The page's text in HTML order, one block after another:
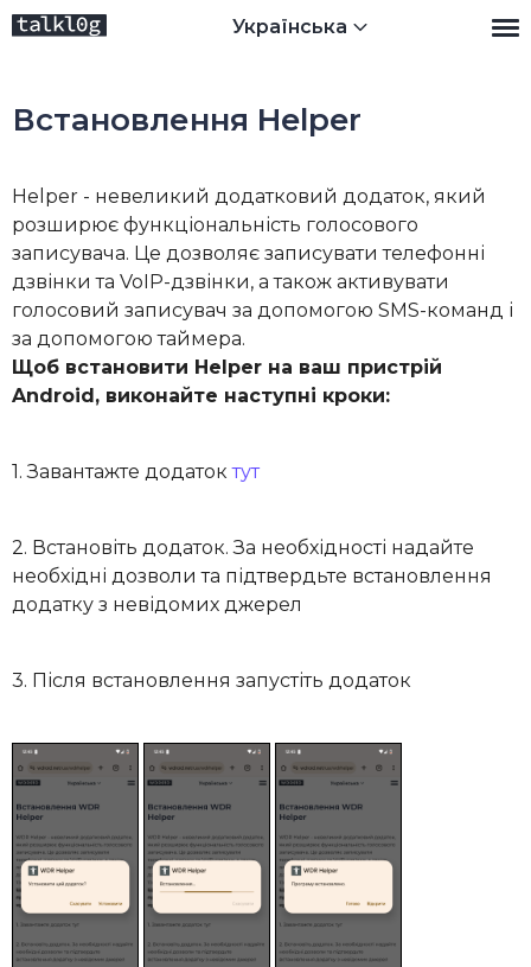
Українська
Встановлення Helper
Helper - невеликий додатковий додаток, який
розширює функціональність голосового
записувача. Це дозволяє записувати телефонні
дзвінки та VoIP-дзвінки, а також активувати
голосовий записувач за допомогою SMS-команд і
за допомогою таймера.
Щоб встановити Helper на ваш пристрій
Android, виконайте наступні кроки:
1. Завантажте додатоктут
2. Встановіть додаток. За необхідності надайте
необхідні дозволи та підтвердьте встановлення
додатку з невідомих джерел
3. Після встановлення запустіть додаток